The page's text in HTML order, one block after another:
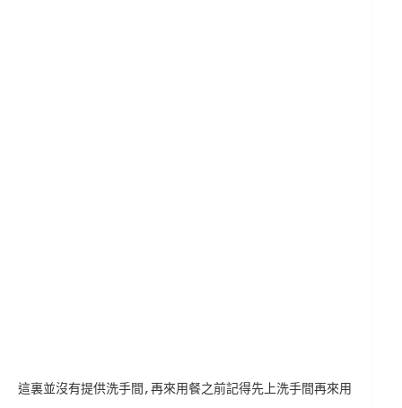
這裏並沒有提供洗手間,再來用餐之前記得先上洗手間再來用